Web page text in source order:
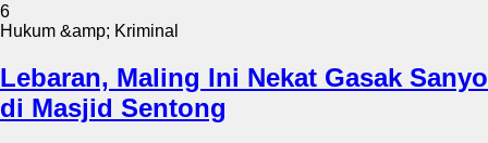
6
Hukum &amp; Kriminal
Lebaran, Maling Ini Nekat Gasak Sanyo
di Masjid Sentong